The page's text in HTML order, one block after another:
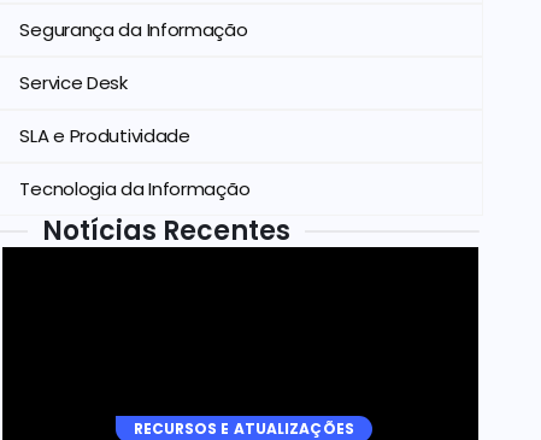
Segurança da Informação
Service Desk
SLA e Produtividade
Tecnologia da Informação
Notícias Recentes
RECURSOS E ATUALIZAÇÕES